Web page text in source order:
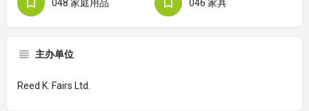
048 家庭用品 046 家具
主办单位
Reed K. Fairs Ltd.